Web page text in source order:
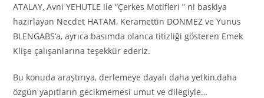
ATALAY, Avni YEHUTLE ile “Çerkes Motifleri ” ni baskiya
hazirlayan Necdet НАТАМ, Keramettin DONMEZ ve Yunus
BLENGAВS’a, ayrıca basımda olanca titizliği gösteren Emek
Klişe çalışanlarına teşekkür ederiz.
Bu konuda araştırıya, derlemeye dayalı daha yetkin,daha
özgün yapıtların gecikmemesi umut ve dilegiyle…